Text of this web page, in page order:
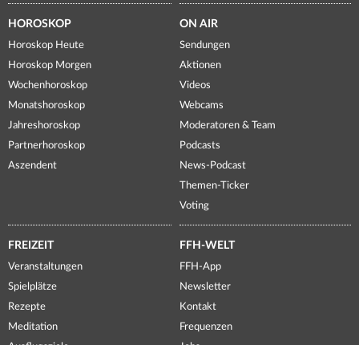
HOROSKOP
Horoskop Heute
Horoskop Morgen
Wochenhoroskop
Monatshoroskop
Jahreshoroskop
Partnerhoroskop
Aszendent
ON AIR
Sendungen
Aktionen
Videos
Webcams
Moderatoren & Team
Podcasts
News-Podcast
Themen-Ticker
Voting
FREIZEIT
Veranstaltungen
Spielplätze
Rezepte
Meditation
FFH-WELT
FFH-App
Newsletter
Kontakt
Frequenzen